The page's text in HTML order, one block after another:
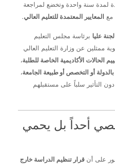
لمدة سنة واحدة وتخضع لمراجعة
مع المعايير المعتمدة للتعليم العالي.
لجنة عليا برئاسة مجلس التعليم
ممثلين عن وزارة التعليم العالي
الحالات الأكاديمية الخاصة للطلبة،
بالدولة أو التخصص أو طبيعة الجامعة،
التأثير سلباً على مستقبلهم
أحداً بل يحمي
على أن قرار تنظيم الدراسة خارج